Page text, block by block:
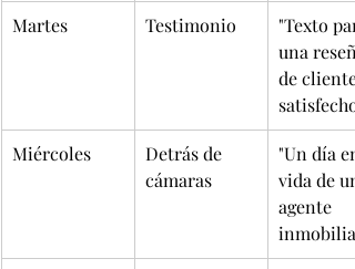
Martes Testimonio
"Texto
una
de cliente
satisfecho"
Miércoles
Detrás de
cámaras
"Un día
vida de un
agente